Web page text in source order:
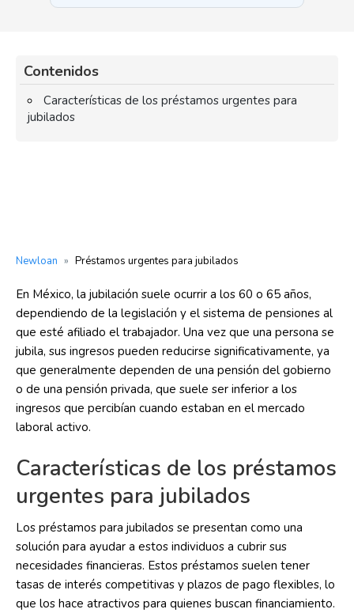
Contenidos
Características de los préstamos urgentes para
jubilados
Newloan » Préstamos urgentes para jubilados
En México, la jubilación suele ocurrir a los 60 o 65 años,
dependiendo de la legislación y el sistema de pensiones al
que esté afiliado el trabajador. Una vez que una persona se
jubila, sus ingresos pueden reducirse significativamente, ya
que generalmente dependen de una pensión del gobierno
o de una pensión privada, que suele ser inferior a los
ingresos que percibían cuando estaban en el mercado
laboral activo.
Características de los préstamos
urgentes para jubilados
Los préstamos para jubilados se presentan como una
solución para ayudar a estos individuos a cubrir sus
necesidades financieras. Estos préstamos suelen tener
tasas de interés competitivas y plazos de pago flexibles, lo
que los hace atractivos para quienes buscan financiamiento.